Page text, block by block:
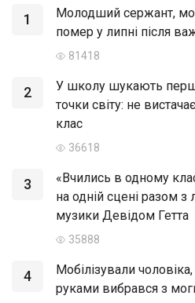
1
Молодший сержант,
помер у липні після
81418
2
У школу шукають
точки світу: не
клас
36618
3
«Вчились в одному
на одній сцені разом
музики Девідом Гетта
35888
4
Мобілізували
руками вибрався з